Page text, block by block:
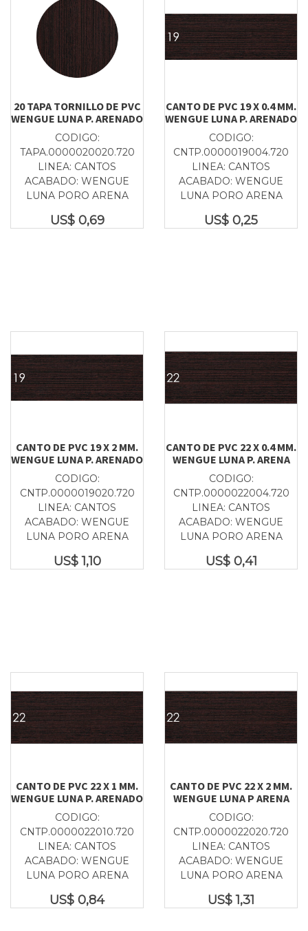
20 TAPA TORNILLO DE PVC
WENGUE LUNA P. ARENADO
CODIGO:
TAPA.0000020020.720
LINEA: CANTOS
ACABADO: WENGUE
LUNA PORO ARENA
US$ 0,69
CANTO DE PVC 19 X 0.4 MM.
WENGUE LUNA P. ARENADO
CODIGO:
CNTP.0000019004.720
LINEA: CANTOS
ACABADO: WENGUE
LUNA PORO ARENA
US$ 0,25
CANTO DE PVC 19 X 2 MM.
WENGUE LUNA P. ARENADO
CODIGO:
CNTP.0000019020.720
LINEA: CANTOS
ACABADO: WENGUE
LUNA PORO ARENA
US$1,10
CANTO DE PVC 22 X 0.4 MM.
WENGUE LUNA P. ARENA
CODIGO:
CNTP.0000022004.720
LINEA: CANTOS
ACABADO: WENGUE
LUNA PORO ARENA
US$ 0,41
CANTO DE PVC 22 X 1 MM.
WENGUE LUNA P. ARENADO
CODIGO:
CNTP.0000022010.720
LINEA: CANTOS
ACABADO: WENGUE
LUNA PORO ARENA
US$ 0,84
CANTO DE PVC 22 X 2 MM.
WENGUE LUNA P ARENA
CODIGO:
CNTP.0000022020.720
LINEA: CANTOS
ACABADO: WENGUE
LUNA PORO ARENA
US$1,31